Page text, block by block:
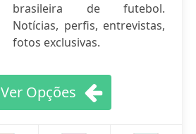
brasileira de futebol.
Notícias, perfis, entrevistas,
fotos exclusivas.
Ver Opções